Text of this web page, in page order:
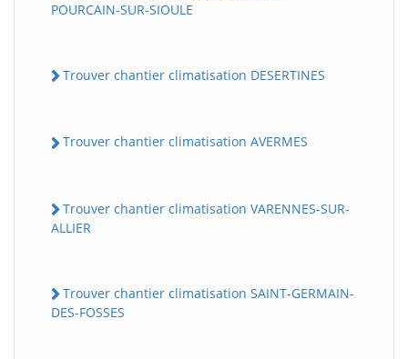
POURCAIN-SUR-SIOULE
Trouver chantier climatisation DESERTINES
Trouver chantier climatisation AVERMES
Trouver chantier climatisation VARENNES-SUR-
ALLIER
Trouver chantier climatisation SAINT-GERMAIN-
DES-FOSSES